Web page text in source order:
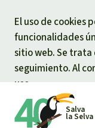
El uso de cookies
funcionalidades
sitio web. Se trata
seguimiento. Al
uso.
Salva
la Selva